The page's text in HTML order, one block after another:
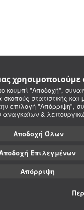
χρησιμοποιούμε
κουμπί "Αποδοχή",
στατιστικής και
επιλογή "Απόρριψη",
&
Αποδοχή Όλων
Επιλεγμένων
Απόρριψη